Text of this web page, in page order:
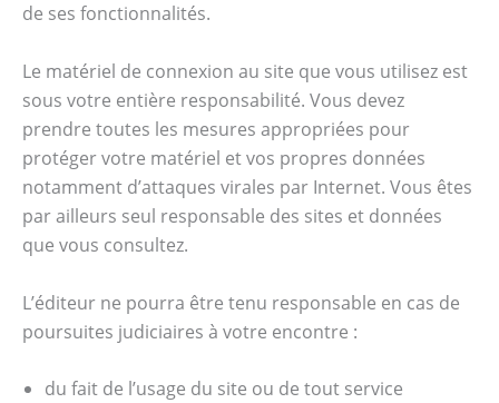
de ses fonctionnalités.
Le matériel de connexion au site que vous utilisez est
sous votre entière responsabilité. Vous devez
prendre toutes les mesures appropriées pour
protéger votre matériel et vos propres données
notamment d’attaques virales par Internet. Vous êtes
par ailleurs seul responsable des sites et données
que vous consultez.
L’éditeur ne pourra être tenu responsable en cas de
poursuites judiciaires à votre encontre :
du fait de l’usage du site ou de tout service